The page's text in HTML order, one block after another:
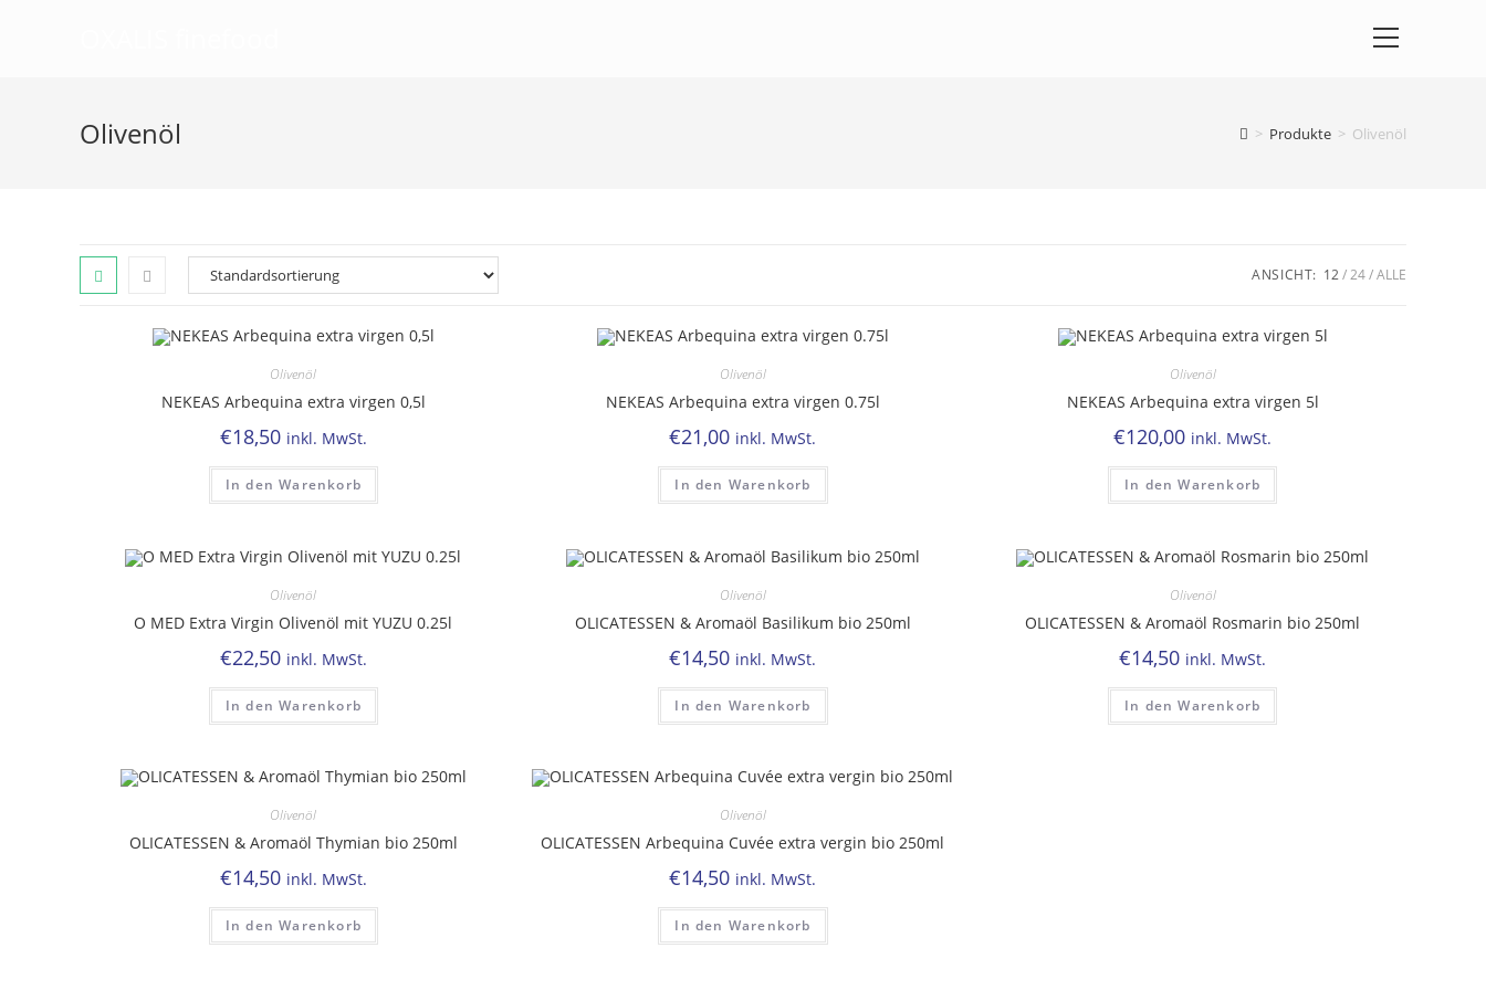
Olivenöl > Produkte > Olivenöl
ANSICHT: 12 24 ALLE
Olivenöl
NEKEAS Arbequina extra virgen 0,5l
€18,50 inkl. MwSt.
In den Warenkorb
Olivenöl
NEKEAS Arbequina extra virgen 0.75l
€21,00 inkl. MwSt.
In den Warenkorb
Olivenöl
NEKEAS Arbequina extra virgen 5l
€120,00 inkl. MwSt.
In den Warenkorb
Olivenöl
O MED Extra Virgin Olivenöl mit YUZU 0.25l
€22,50 inkl. MwSt.
In den Warenkorb
Olivenöl
OLICATESSEN & Aromaöl Basilikum bio 250ml
€14,50 inkl. MwSt.
In den Warenkorb
Olivenöl
OLICATESSEN & Aromaöl Rosmarin bio 250ml
€14,50 inkl. MwSt.
In den Warenkorb
Olivenöl
OLICATESSEN & Aromaöl Thymian bio 250ml
€14,50 inkl. MwSt.
In den Warenkorb
Olivenöl
OLICATESSEN Arbequina Cuvée extra vergin bio 250ml
€14,50 inkl. MwSt.
In den Warenkorb